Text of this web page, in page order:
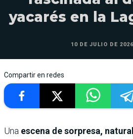
yacarés en la
10 DE JULIO DE
Compartir en redes
Una escena de sorpresa,